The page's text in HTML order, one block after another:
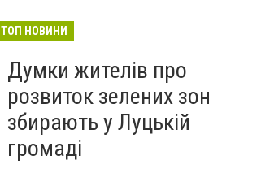
ТОП НОВИНИ
Думки жителів про
розвиток зелених зон
збирають у Луцькій
громаді